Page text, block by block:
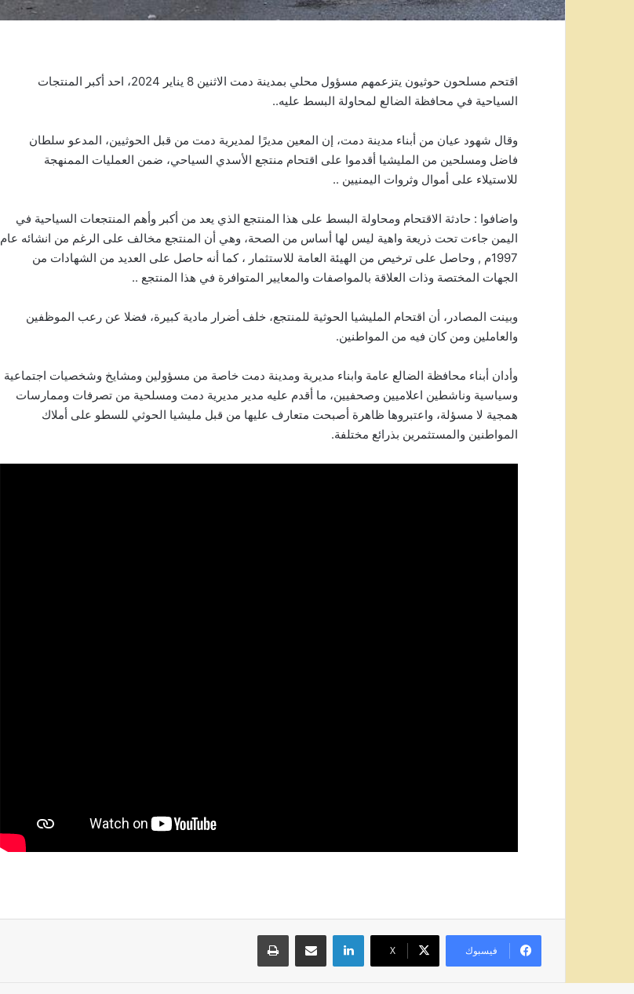
اقتحم مسلحون حوثيون يتزعمهم مسؤول محلي بمدينة دمت الاثنين 8 يناير 2024، احد أكبر المنتجات
السياحية في محافظة الضالع لمحاولة البسط عليه..
وقال شهود عيان من أبناء مدينة دمت، إن المعين مديرًا لمديرية دمت من قبل الحوثيين، المدعو سلطان
فاضل ومسلحين من المليشيا أقدموا على اقتحام منتجع الأسدي السياحي، ضمن العمليات الممنهجة
للاستيلاء على أموال وثروات اليمنيين ..
واضافوا : حادثة الاقتحام ومحاولة البسط على هذا المنتجع الذي يعد من أكبر وأهم المنتجعات السياحية في
اليمن جاءت تحت ذريعة واهية ليس لها أساس من الصحة، وهي أن المنتجع مخالف على الرغم من انشائه عام
1997م , وحاصل على ترخيص من الهيئة العامة للاستثمار ، كما أنه حاصل على العديد من الشهادات من
الجهات المختصة وذات العلاقة بالمواصفات والمعايير المتوافرة في هذا المنتجع ..
وبينت المصادر، أن اقتحام المليشيا الحوثية للمنتجع، خلف أضرار مادية كبيرة، فضلا عن رعب الموظفين
والعاملين ومن كان فيه من المواطنين.
وأدان أبناء محافظة الضالع عامة وابناء مديرية ومدينة دمت خاصة من مسؤولين ومشايخ وشخصيات اجتماعية
وسياسية وناشطين اعلاميين وصحفيين، ما أقدم عليه مدير مديرية دمت ومسلحية من تصرفات وممارسات
همجية لا مسؤلة، واعتبروها ظاهرة أصبحت متعارف عليها من قبل مليشيا الحوثي للسطو على أملاك
المواطنين والمستثمرين بذرائع مختلفة.
فيسبوك ‫X
لينكدإن مشاركة عبر البريد طباعة